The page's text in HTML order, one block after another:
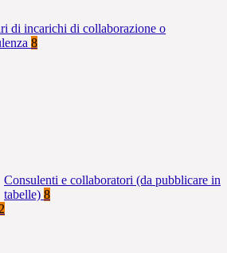
di incarichi di collaborazione o
8
Consulenti e collaboratori (da pubblicare in
tabelle) 8